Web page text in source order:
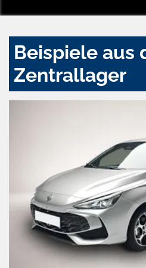
Beispiele aus
Zentrallager